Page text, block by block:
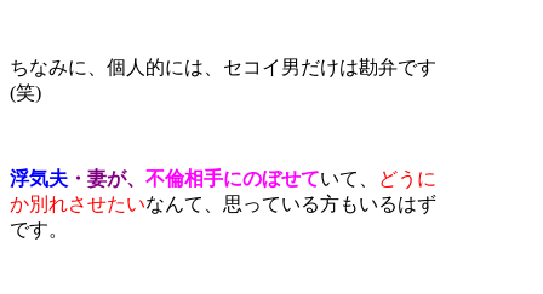
ちなみに、個人的には、セコイ男だけは勘弁です
(笑)
浮気夫 ・妻が、 不倫相手にのぼせていて、
どうに
か別れさせたいなんて、思っている方もいるはず
です。